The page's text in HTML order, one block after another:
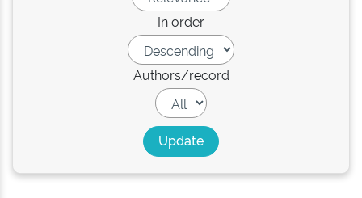
In order
Authors/record